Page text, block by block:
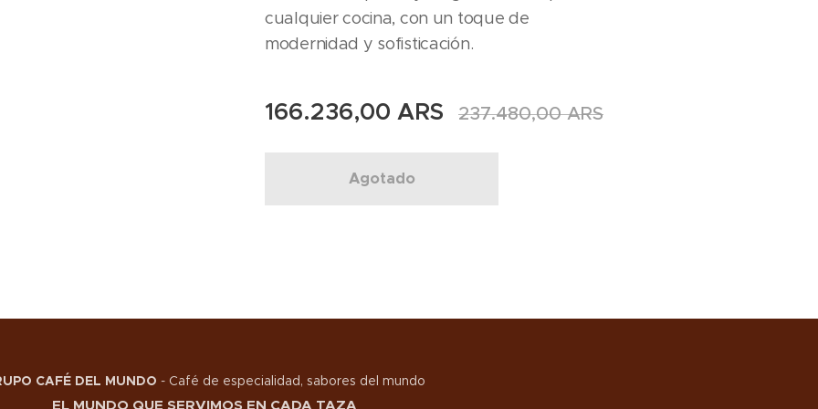
cualquier cocina, con un toque de
modernidad y sofisticación.
166.236,00 ARS 237.480,00ARS
Agotado
CAFÉ DEL MUNDO - Café de especialidad, sabores del mundo
EL MUNDO QUE SERVIMOS EN CADA TAZA